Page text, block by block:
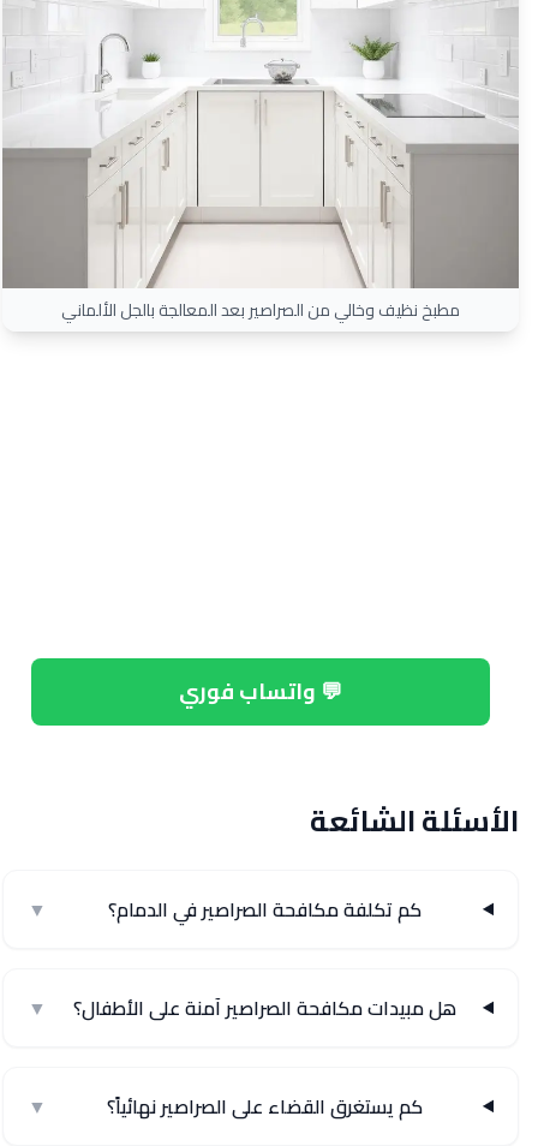
مطبخ نظيف وخالي من الصراصير بعد المعالجة بالجل الألماني
💬 واتساب فوري
الأسئلة الشائعة
كم تكلفة مكافحة الصراصير في الدمام؟ ▼
هل مبيدات مكافحة الصراصير آمنة على الأطفال؟ ▼
كم يستغرق القضاء على الصراصير نهائياً؟ ▼